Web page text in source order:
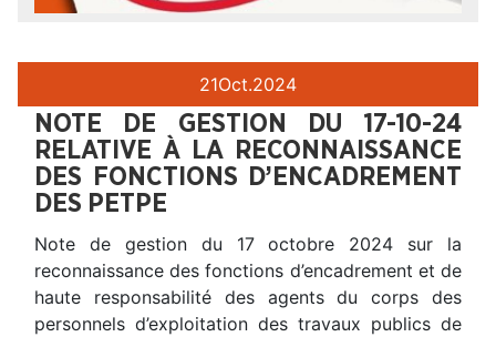
21Oct.2024
NOTE DE GESTION DU 17-10-24
RELATIVE À LA RECONNAISSANCE
DES FONCTIONS D’ENCADREMENT
DES PETPE
Note de gestion du 17 octobre 2024 sur la
reconnaissance des fonctions d’encadrement et de
haute responsabilité des agents du corps des
personnels d’exploitation des travaux publics de